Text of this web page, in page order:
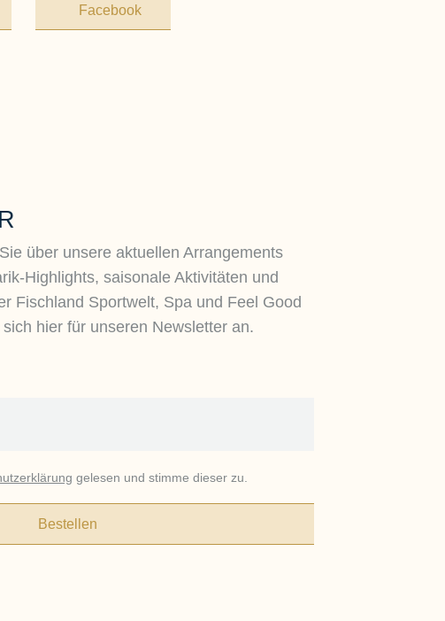
Facebook
über unsere aktuellen Arrangements
Highlights, saisonale Aktivitäten und
Fischland Sportwelt, Spa und Feel Good
hier für unseren Newsletter an.
gelesen und stimme dieser zu.
Bestellen